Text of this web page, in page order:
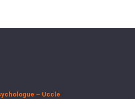
– Uccle